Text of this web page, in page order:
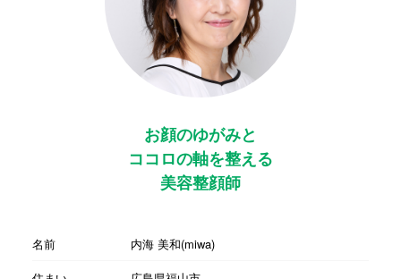
お顔のゆがみと
ココロの軸を整える
美容整顔師
名前
内海 美和(miwa)